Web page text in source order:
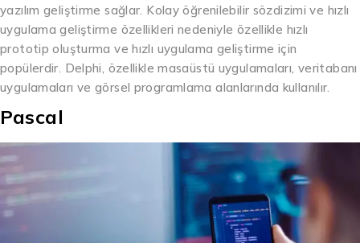
yazılım geliştirme sağlar. Kolay öğrenilebilir sözdizimi ve hızlı
uygulama geliştirme özellikleri nedeniyle özellikle hızlı
prototip oluşturma ve hızlı uygulama geliştirme için
popülerdir. Delphi, özellikle masaüstü uygulamaları, veritabanı
uygulamaları ve görsel programlama alanlarında kullanılır.
Pascal